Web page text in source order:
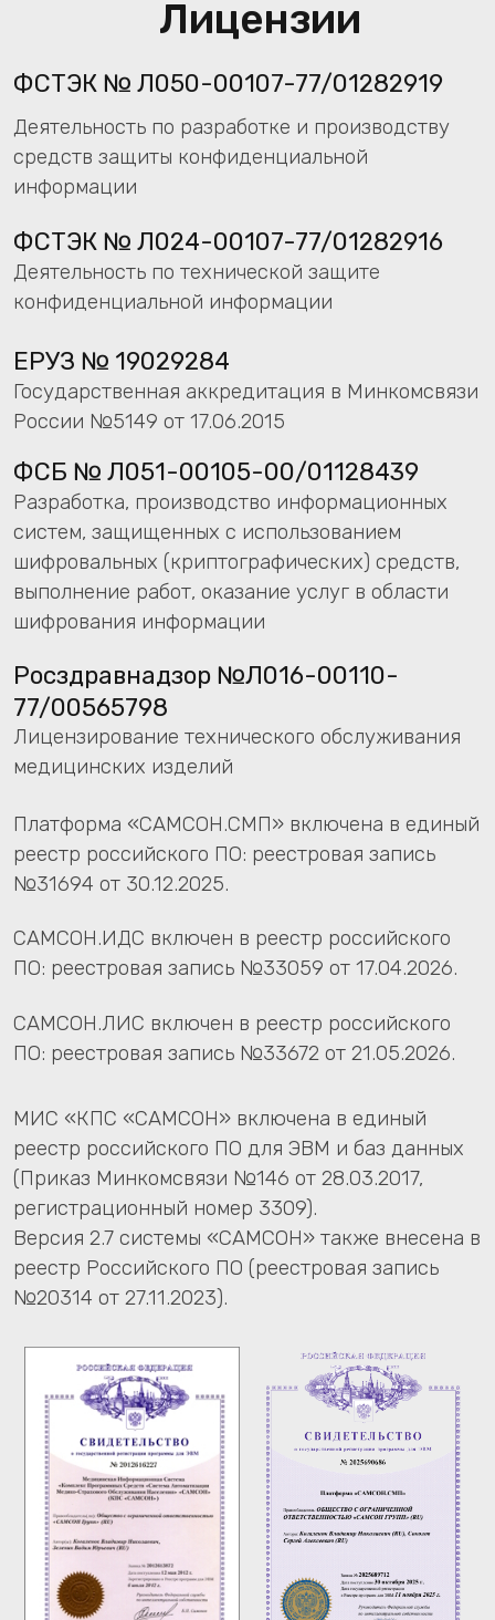
Посмотреть номер регистрации
Награды
достижения и знакомимся с опытом коллег. На
крупнейшей ежегодной выставке,
представляющей ведущие ИТ-решения для
трижды признавалась «Лучшей медицинской
информационной системой».
Лучшее ИТ решение для
здравоохранения 2022
информационная система 2018
Лучшая медицинская
информационная система 2015